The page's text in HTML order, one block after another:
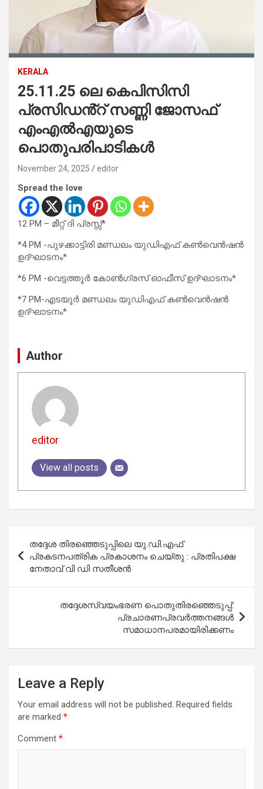
KERALA
25.11.25 ലെ കെപിസിസി
പ്രസിഡൻ്റ് സണ്ണി ജോസഫ്
എംഎൽഎയുടെ
പൊതുപരിപാടികൾ
November 24, 2025 editor
Spread the love
12 PM – മീറ്റ് ദി പ്രസ്സ്*
*4 PM -പുഴക്കാട്ടിരി മണ്ഡലം യുഡിഎഫ് കൺവെൻഷൻ
ഉദ്ഘാടനം*
*6 PM -വെട്ടത്തൂർ കോൺഗ്രസ് ഓഫീസ് ഉദ്ഘാടനം*
*7 PM-എടയൂർ മണ്ഡലം യുഡിഎഫ് കൺവെൻഷൻ
ഉദ്ഘാടനം*
Author
editor
View all posts
navigation
തദ്ദേശ തിരഞ്ഞെടുപ്പിലെ യു.ഡി.എഫ്
പ്രകടനപത്രിക പ്രകാശനം ചെയ്തു : പ്രതിപക്ഷ
നേതാവ് വി ഡി സതീശന്‍
തദ്ദേശസ്വയംഭരണ പൊതുതിരഞ്ഞെടുപ്പ്:
പ്രചാരണപ്രവർത്തനങ്ങൾ
സമാധാനപരമായിരിക്കണം
Leave a Reply
Your email address will not be published. Required fields
are marked *
Comment *